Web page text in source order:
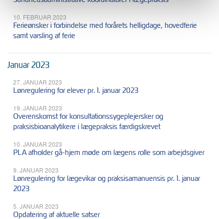
10. FEBRUAR 2023
Ferieønsker i forbindelse med forårets helligdage, hovedferie
samt varsling af ferie
Januar 2023
27. JANUAR 2023
Lønregulering for elever pr. 1. januar 2023
19. JANUAR 2023
Overenskomst for konsultationssygeplejersker og
praksisbioanalytikere i lægepraksis færdigskrevet
10. JANUAR 2023
PLA afholder gå-hjem møde om lægens rolle som arbejdsgiver
9. JANUAR 2023
Lønregulering for lægevikar og praksisamanuensis pr. 1. januar
2023
5. JANUAR 2023
Opdatering af aktuelle satser